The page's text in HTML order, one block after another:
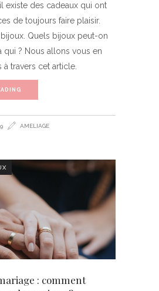
existe des cadeaux qui ont
de toujours faire plaisir.
bijoux. Quels bijoux peut-on
qui ? Nous allons vous en
travers cet article.
AMELIAGE
: comment